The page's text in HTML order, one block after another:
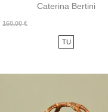
Caterina Bertini
160,00 €
Prix
TU